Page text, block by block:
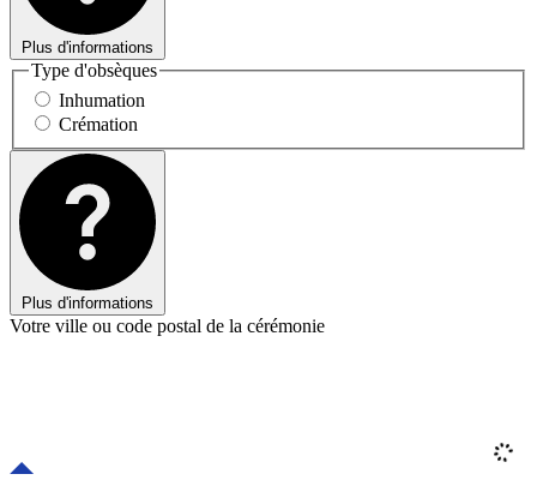
Plus d'informations
Type d'obsèques
Inhumation
Crémation
Plus d'informations
Votre ville ou code postal de la cérémonie